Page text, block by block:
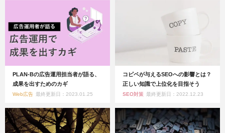
PLAN-Bの広告運用担当者が語る、
成果を出すためのカギ
Web広告 最終更新日：2023.01.25
コピペが与えるSEOへの影響とは？
正しい知識で上位化を目指そう
SEO対策 最終更新日：2022.12.23